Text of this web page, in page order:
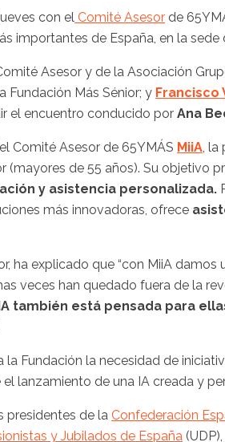
con el Comité Asesor de
importantes de España, en la sede
Asesor y de la Asociación
Fundación Más Sénior; y Francisco
el encuentro conducido por Ana
Comité Asesor de 65YMÁS MiiA ,
de 55 años). Su objetivo
y asistencia personalizada.
más innovadoras, ofrece
ha explicado que “con MiiA
veces han quedado fuera de la
también está pensada para
Fundación la necesidad de
lanzamiento de una IA creada y
presidentes de la Confederación
y Jubilados de España